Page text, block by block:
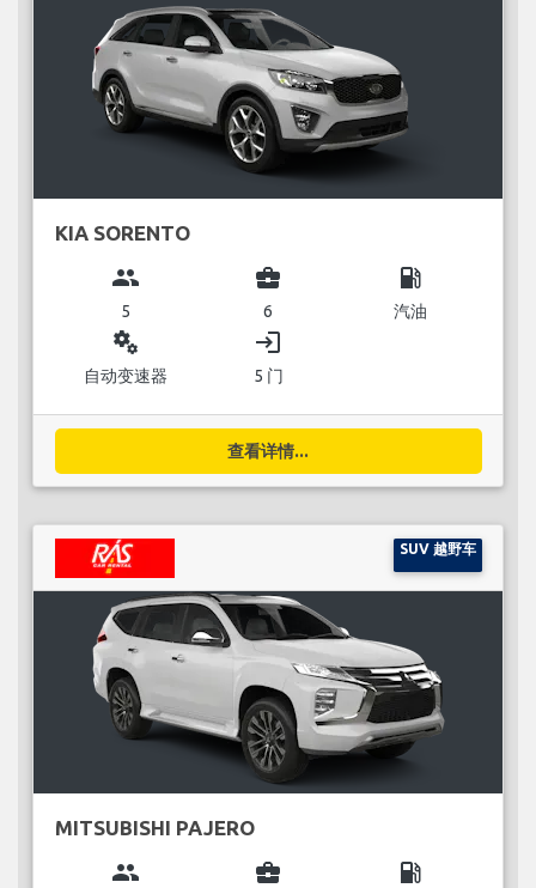
KIA SORENTO
group
5
business_center
6
local_gas_station
汽油
miscellaneous_services
自动变速器
login
5 门
查看详情...
SUV 越野车
MITSUBISHI PAJERO
group business_center local_gas_station